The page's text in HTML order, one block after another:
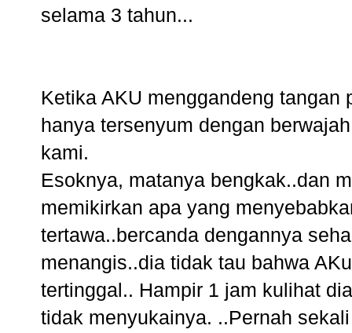
selama 3 tahun...
Ketika AKU menggandeng
hanya tersenyum dengan
kami.
Esoknya, matanya bengkak..dan
memikirkan apa yang
tertawa..bercanda dengannya
menangis..dia tidak tau bahwa
tertinggal.. Hampir 1 jam kulihat
tidak menyukainya. ..Pernah